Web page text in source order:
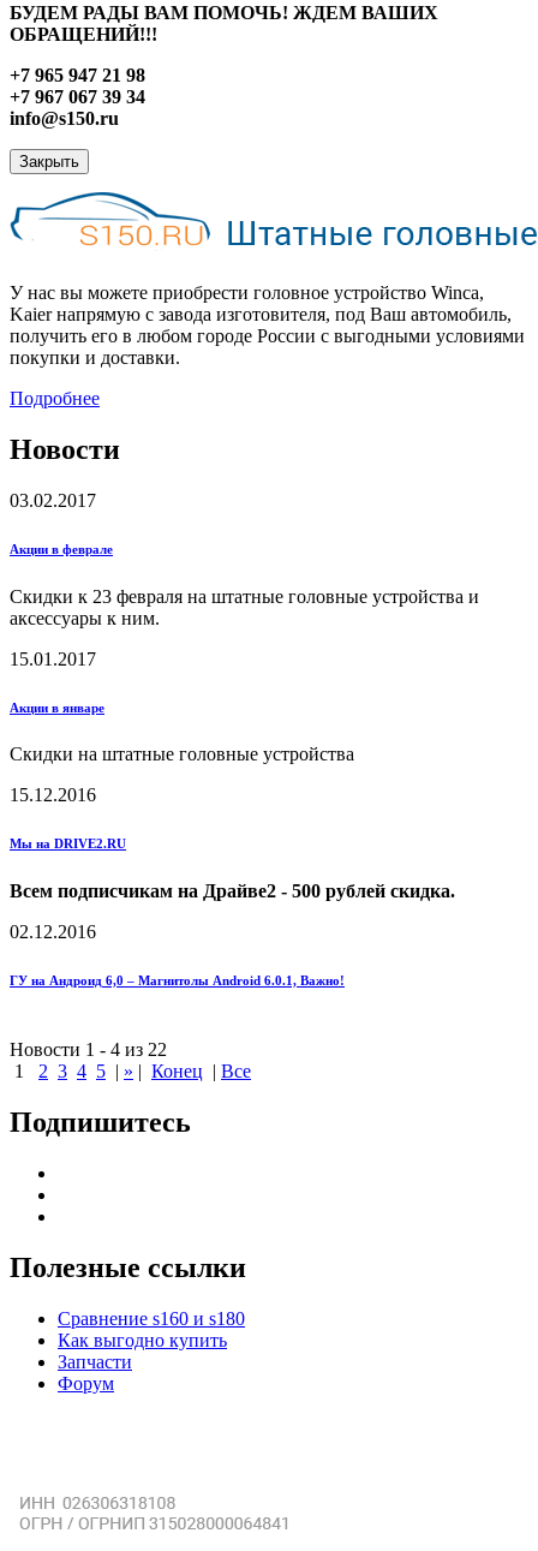
БУДЕМ РАДЫ ВАМ ПОМОЧЬ! ЖДЕМ ВАШИХ
ОБРАЩЕНИЙ!!!
+7 965 947 21 98
+7 967 067 39 34
info@s150.ru
Закрыть
У нас вы можете приобрести головное устройство Winca,
Kaier напрямую с завода изготовителя, под Ваш автомобиль,
получить его в любом городе России с выгодными условиями
покупки и доставки.
Подробнее
Новости
03.02.2017
Акции в феврале
Скидки к 23 февраля на штатные головные устройства и
аксессуары к ним.
15.01.2017
Акции в январе
Скидки на штатные головные устройства
15.12.2016
Мы на DRIVE2.RU
Всем подписчикам на Драйве2 - 500 рублей скидка.
02.12.2016
ГУ на Андроид 6,0 – Магнитолы Android 6.0.1, Важно!
Новости 1 - 4 из 22
1
2 3 4 5 | » | Конец | Все
Подпишитесь
Полезные ссылки
Сравнение s160 и s180
Как выгодно купить
Запчасти
Форум